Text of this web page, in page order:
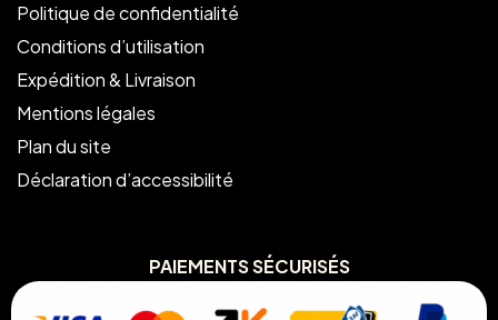
Politique de confidentialité
Conditions d’utilisation
Expédition & Livraison
Mentions légales
Plan du site
Déclaration d’accessibilité
PAIEMENTS SÉCURISÉS